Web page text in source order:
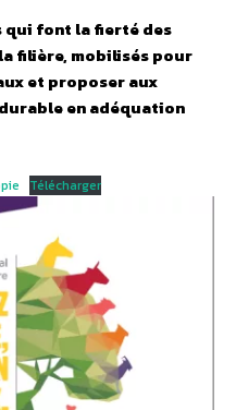
qui font la fierté des
filière, mobilisés pour
et proposer aux
en adéquation
Télécharger